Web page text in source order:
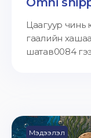
Цаагуур
гаалийн
шатав0084
Мэдээлэл